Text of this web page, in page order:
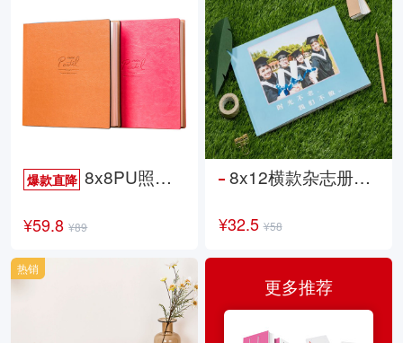
爆款直降 8x8PU照片书NewLife
¥59.8 ¥89
8x12横款杂志册26p
¥32.5 ¥58
热销
更多推荐